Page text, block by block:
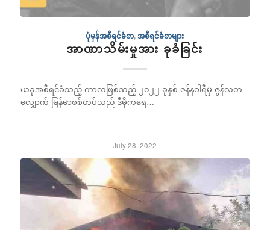
ပုံမှန်အစီရင်ခံစာ,အစီရင်ခံစာများ
အာဏာသိမ်းမှုအား ခုခံခြင်း
ယခုအစီရင်ခံသည့် ကာလဖြစ်သည့် ၂၀၂၂ ခုနှစ် ဇန်နဝါရီမှ ဇွန်လတ
လျှောက် မြန်မာစစ်တပ်သည် ဒီမိုကရေ…
July 28, 2022